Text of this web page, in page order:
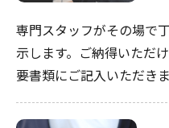
専門スタッフがその場で
示します。ご納得いただ
要書類にご記入いただきま